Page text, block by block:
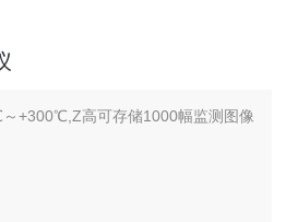
+300℃,Z高可存储1000幅监测图像